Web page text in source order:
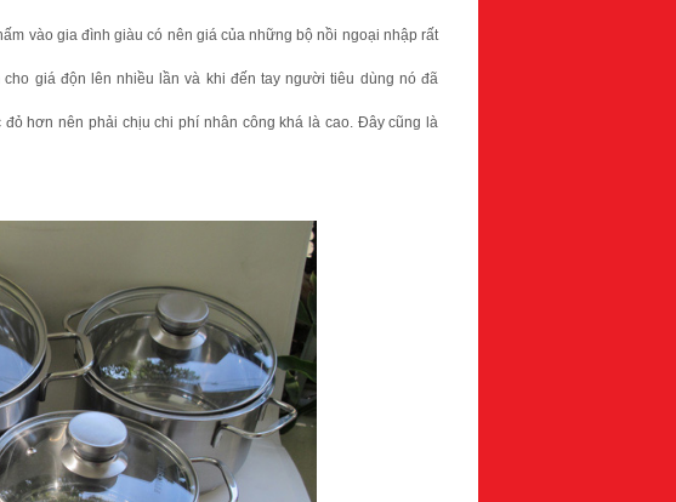
vào gia đình giàu có nên giá của những bộ nồi ngoại nhập rất
giá độn lên nhiều lần và khi đến tay người tiêu dùng nó đã
hơn nên phải chịu chi phí nhân công khá là cao. Đây cũng là